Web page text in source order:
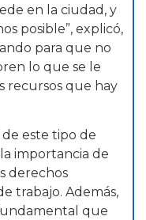
en la ciudad, y
posible”, explicó,
para que no
lo que se le
recursos que hay
de este tipo de
importancia de
derechos
trabajo. Además,
que